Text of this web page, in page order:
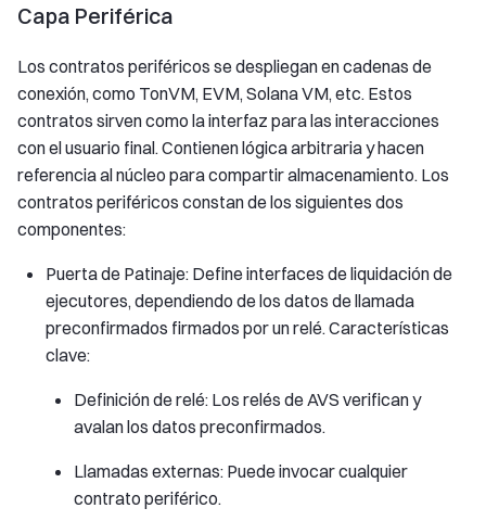
Capa Periférica
Los contratos periféricos se despliegan en cadenas de
conexión, como TonVM, EVM, Solana VM, etc. Estos
contratos sirven como la interfaz para las interacciones
con el usuario final. Contienen lógica arbitraria y hacen
referencia al núcleo para compartir almacenamiento. Los
contratos periféricos constan de los siguientes dos
componentes:
Puerta de Patinaje: Define interfaces de liquidación de
ejecutores, dependiendo de los datos de llamada
preconfirmados firmados por un relé. Características
clave:
Definición de relé: Los relés de AVS verifican y
avalan los datos preconfirmados.
Llamadas externas: Puede invocar cualquier
contrato periférico.